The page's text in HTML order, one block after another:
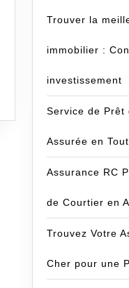
Trouver la
immobilier :
investissement
Service de Prêt
Assurée en
Assurance RC
de Courtier en
Trouvez Votre
Cher pour une